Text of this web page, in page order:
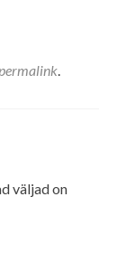
.
väljad on